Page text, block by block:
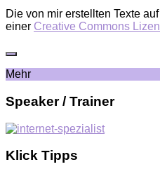
Die von mir erstellten Texte
einer Creative Commons
Mehr
Speaker / Trainer
Klick Tipps